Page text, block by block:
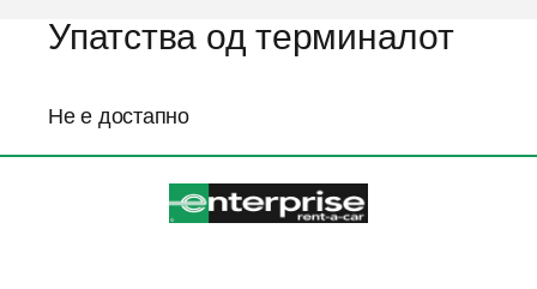
Упатства од терминалот
Не е достапно